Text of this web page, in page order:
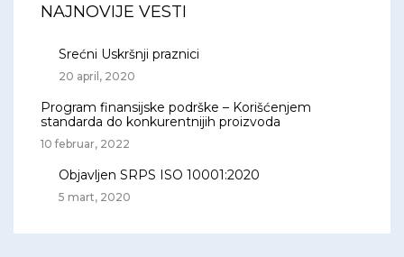
NAJNOVIJE VESTI
Srećni Uskršnji praznici
20 april, 2020
Program finansijske podrške – Korišćenjem
standarda do konkurentnijih proizvoda
10 februar, 2022
Objavljen SRPS ISO 10001:2020
5 mart, 2020